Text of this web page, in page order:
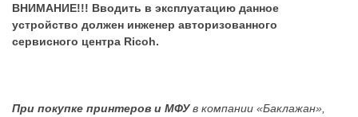
ВНИМАНИЕ!!! Вводить в эксплуатацию данное
устройство должен инженер авторизованного
сервисного центра Ricoh.
При покупке принтеров и МФУв компании «Баклажан»,